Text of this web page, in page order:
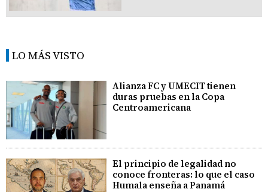
LO MÁS VISTO
Alianza FC y UMECIT tienen
duras pruebas en la Copa
Centroamericana
El principio de legalidad no
conoce fronteras: lo que el caso
Humala enseña a Panamá